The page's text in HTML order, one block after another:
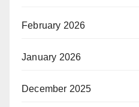
February 2026
January 2026
December 2025